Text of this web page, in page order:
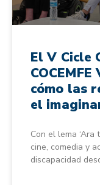
El V Cicle
cómo las
el
Con el lema ‘Ara
cine, comedia y
discapacidad